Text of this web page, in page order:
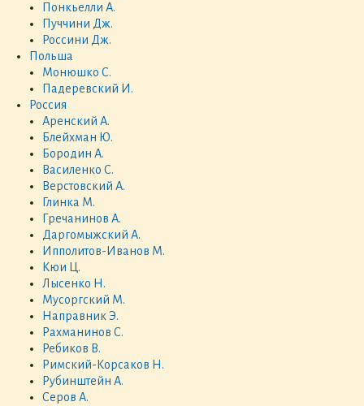
Понкьелли А.
Пуччини Дж.
Россини Дж.
Польша
Монюшко С.
Падеревский И.
Россия
Аренский А.
Блейхман Ю.
Бородин А.
Василенко С.
Верстовский А.
Глинка М.
Гречанинов А.
Даргомыжский А.
Ипполитов-Иванов М.
Кюи Ц.
Лысенко Н.
Мусоргский М.
Направник Э.
Рахманинов С.
Ребиков В.
Римский-Корсаков Н.
Рубинштейн А.
Серов А.